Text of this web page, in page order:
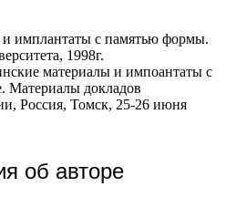
имплантаты с памятью формы.
1998г.
материалы и импоантаты с
Материалы докладов
Россия, Томск, 25-26 июня
об авторе